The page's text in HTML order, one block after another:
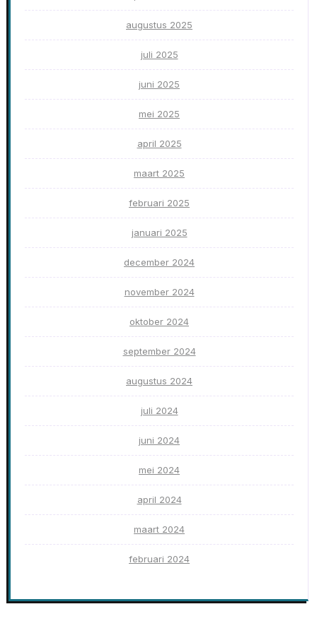
augustus 2025
juli 2025
juni 2025
mei 2025
april 2025
maart 2025
februari 2025
januari 2025
december 2024
november 2024
oktober 2024
september 2024
augustus 2024
juli 2024
juni 2024
mei 2024
april 2024
maart 2024
februari 2024